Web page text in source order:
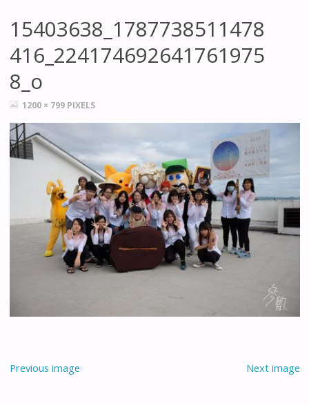
15403638_1787738511478
416_224174692641761975
8_o
FULL1200 × 799 PIXELS
Previous image Next image